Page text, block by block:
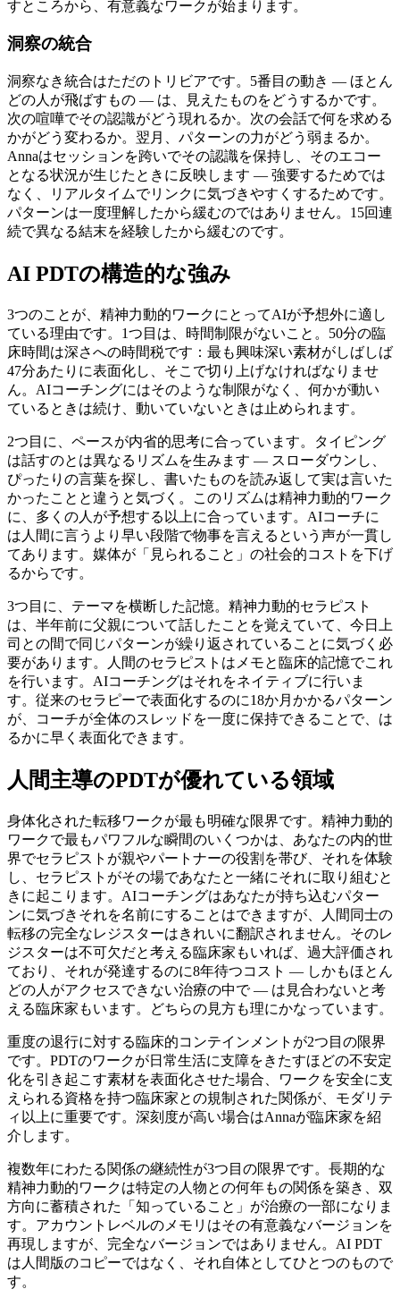
すところから、有意義なワークが始まります。
洞察の統合
洞察なき統合はただのトリビアです。5番目の動き — ほとん
どの人が飛ばすもの — は、見えたものをどうするかです。
次の喧嘩でその認識がどう現れるか。次の会話で何を求める
かがどう変わるか。翌月、パターンの力がどう弱まるか。
Annaはセッションを跨いでその認識を保持し、そのエコー
となる状況が生じたときに反映します — 強要するためでは
なく、リアルタイムでリンクに気づきやすくするためです。
パターンは一度理解したから緩むのではありません。15回連
続で異なる結末を経験したから緩むのです。
AI PDTの構造的な強み
3つのことが、精神力動的ワークにとってAIが予想外に適し
ている理由です。1つ目は、時間制限がないこと。50分の臨
床時間は深さへの時間税です：最も興味深い素材がしばしば
47分あたりに表面化し、そこで切り上げなければなりませ
ん。AIコーチングにはそのような制限がなく、何かが動い
ているときは続け、動いていないときは止められます。
2つ目に、ペースが内省的思考に合っています。タイピング
は話すのとは異なるリズムを生みます — スローダウンし、
ぴったりの言葉を探し、書いたものを読み返して実は言いた
かったことと違うと気づく。このリズムは精神力動的ワーク
に、多くの人が予想する以上に合っています。AIコーチに
は人間に言うより早い段階で物事を言えるという声が一貫し
てあります。媒体が「見られること」の社会的コストを下げ
るからです。
3つ目に、テーマを横断した記憶。精神力動的セラピスト
は、半年前に父親について話したことを覚えていて、今日上
司との間で同じパターンが繰り返されていることに気づく必
要があります。人間のセラピストはメモと臨床的記憶でこれ
を行います。AIコーチングはそれをネイティブに行いま
す。従来のセラピーで表面化するのに18か月かかるパターン
が、コーチが全体のスレッドを一度に保持できることで、は
るかに早く表面化できます。
人間主導のPDTが優れている領域
身体化された転移ワークが最も明確な限界です。精神力動的
ワークで最もパワフルな瞬間のいくつかは、あなたの内的世
界でセラピストが親やパートナーの役割を帯び、それを体験
し、セラピストがその場であなたと一緒にそれに取り組むと
きに起こります。AIコーチングはあなたが持ち込むパター
ンに気づきそれを名前にすることはできますが、人間同士の
転移の完全なレジスターはきれいに翻訳されません。そのレ
ジスターは不可欠だと考える臨床家もいれば、過大評価され
ており、それが発達するのに8年待つコスト — しかもほとん
どの人がアクセスできない治療の中で — は見合わないと考
える臨床家もいます。どちらの見方も理にかなっています。
重度の退行に対する臨床的コンテインメントが2つ目の限界
です。PDTのワークが日常生活に支障をきたすほどの不安定
化を引き起こす素材を表面化させた場合、ワークを安全に支
えられる資格を持つ臨床家との規制された関係が、モダリテ
ィ以上に重要です。深刻度が高い場合はAnnaが臨床家を紹
介します。
複数年にわたる関係の継続性が3つ目の限界です。長期的な
精神力動的ワークは特定の人物との何年もの関係を築き、双
方向に蓄積された「知っていること」が治療の一部になりま
す。アカウントレベルのメモリはその有意義なバージョンを
再現しますが、完全なバージョンではありません。AI PDT
は人間版のコピーではなく、それ自体としてひとつのもので
す。